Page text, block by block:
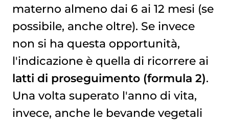
materno almeno dai 6 ai 12 mesi (se
possibile, anche oltre). Se invece
non si ha questa opportunità,
l'indicazione è quella di ricorrere ai
latti di proseguimento (formula 2).
Una volta superato l'anno di vita,
invece, anche le bevande vegetali